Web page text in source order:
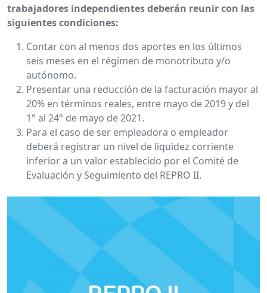
trabajadores independientes deberán reunir con las
siguientes condiciones:
Contar con al menos dos aportes en los últimos
seis meses en el régimen de monotributo y/o
autónomo.
Presentar una reducción de la facturación mayor al
20% en términos reales, entre mayo de 2019 y del
1° al 24° de mayo de 2021.
Para el caso de ser empleadora o empleador
deberá registrar un nivel de liquidez corriente
inferior a un valor establecido por el Comité de
Evaluación y Seguimiento del REPRO II.